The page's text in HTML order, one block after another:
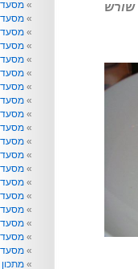
שורש
מתכון